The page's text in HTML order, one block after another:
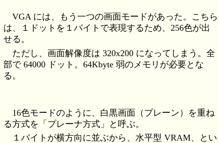
VGA には、もう一つの画面モードがあった。こちら
は、１ドットを１バイトで表現するため、256色が出
せる。
ただし、画面解像度は 320x200 になってしまう。全
部で 64000 ドット。64Kbyte 弱のメモリが必要とな
る。
16色モードのように、白黒画面（プレーン）を重ね
る方式を「プレーナ方式」と呼ぶ。
１バイトが横方向に並ぶから、水平型 VRAM、とい